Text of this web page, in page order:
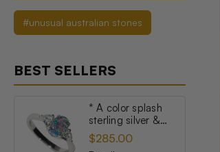
#unusual australian stones
BEST SELLERS
* A color splash
sterling silver &
topaz australian
opal ring
$285.00